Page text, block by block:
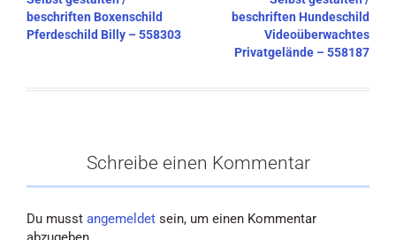
beschriften Boxenschild
Pferdeschild Billy – 558303
beschriften Hundeschild
Videoüberwachtes
Privatgelände – 558187
Schreibe einen Kommentar
Du musst angemeldet sein, um einen Kommentar